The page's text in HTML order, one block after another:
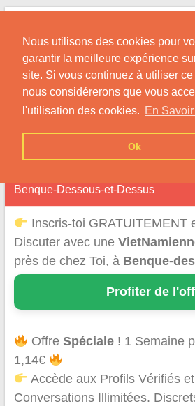
Nous utilisons des cookies pour
garantir la meilleure expérience
site. Si vous continuez à utiliser ce
nous considérerons que vous
l'utilisation des cookies. En
Ok
Skip
contentVietnamienne
Rencontre une Célibataire Originaire du
Benque-Dessous-et-Dessus
Inscris-toi GRATUITEMENT
Discuter avec une
près de chez Toi, à Benque-
Profiter de
OffreSpéciale ! 1 Semaine
1,14€
Accède aux Profils Vérifiés
Conversations Illimitées.